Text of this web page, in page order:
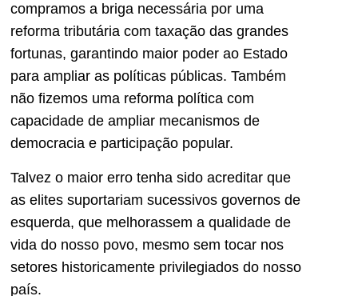
compramos a briga necessária por uma
reforma tributária com taxação das grandes
fortunas, garantindo maior poder ao Estado
para ampliar as políticas públicas. Também
não fizemos uma reforma política com
capacidade de ampliar mecanismos de
democracia e participação popular.
Talvez o maior erro tenha sido acreditar que
as elites suportariam sucessivos governos de
esquerda, que melhorassem a qualidade de
vida do nosso povo, mesmo sem tocar nos
setores historicamente privilegiados do nosso
país.